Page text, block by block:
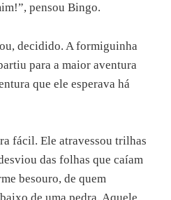
pensou Bingo.
decidido. A formiguinha
para a maior aventura
que ele esperava há
fácil. Ele atravessou trilhas
das folhas que caíam
besouro, de quem